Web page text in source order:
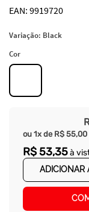
9919720
Variação: Black
Cor
ou 1x de R$ 55,00
R$53,35à
ADICIONAR